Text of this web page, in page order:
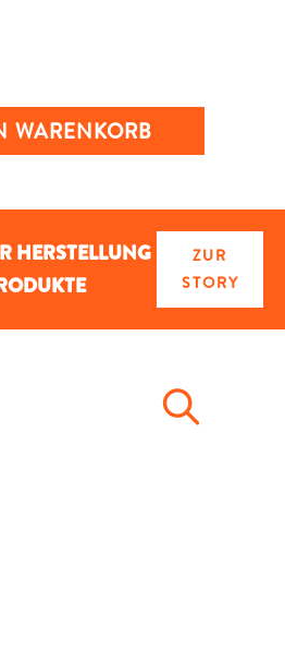
WARENKORB
HERSTELLUNG
ZUR
STORY